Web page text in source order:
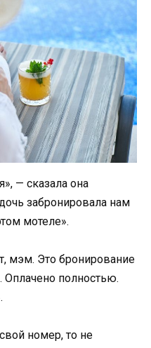
— сказала она
забронировала нам
мотеле».
мэм. Это бронирование
Оплачено полностью.
номер, то не